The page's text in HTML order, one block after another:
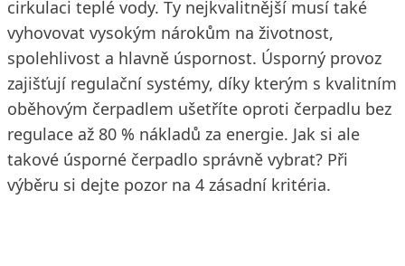
cirkulaci teplé vody. Ty nejkvalitnější musí také
vyhovovat vysokým nárokům na životnost,
spolehlivost a hlavně úspornost. Úsporný provoz
zajišťují regulační systémy, díky kterým s kvalitním
oběhovým čerpadlem ušetříte oproti čerpadlu bez
regulace až 80 % nákladů za energie. Jak si ale
takové úsporné čerpadlo správně vybrat? Při
výběru si dejte pozor na 4 zásadní kritéria.